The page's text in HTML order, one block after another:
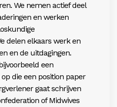
We nemen actief deel
en werken
delen elkaars werk en
en de uitdagingen.
een
die een position paper
gaat schrijven
of Midwives